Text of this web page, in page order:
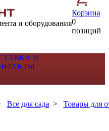
и оборудования
Корзина
0
позиций
И
Все для сада > Товары для